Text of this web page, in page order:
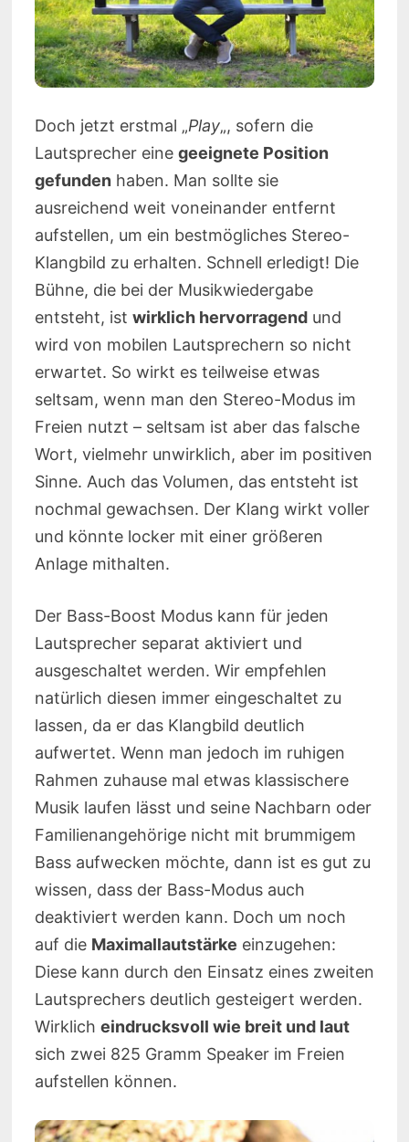
Doch jetzt erstmal „Play„, sofern die
Lautsprecher eine geeignete Position
gefunden haben. Man sollte sie
ausreichend weit voneinander entfernt
aufstellen, um ein bestmögliches Stereo-
Klangbild zu erhalten. Schnell erledigt! Die
Bühne, die bei der Musikwiedergabe
entsteht, ist wirklich hervorragendund
wird von mobilen Lautsprechern so nicht
erwartet. So wirkt es teilweise etwas
seltsam, wenn man den Stereo-Modus im
Freien nutzt – seltsam ist aber das falsche
Wort, vielmehr unwirklich, aber im positiven
Sinne. Auch das Volumen, das entsteht ist
nochmal gewachsen. Der Klang wirkt voller
und könnte locker mit einer größeren
Anlage mithalten.
Der Bass-Boost Modus kann für jeden
Lautsprecher separat aktiviert und
ausgeschaltet werden. Wir empfehlen
natürlich diesen immer eingeschaltet zu
lassen, da er das Klangbild deutlich
aufwertet. Wenn man jedoch im ruhigen
Rahmen zuhause mal etwas klassischere
Musik laufen lässt und seine Nachbarn oder
Familienangehörige nicht mit brummigem
Bass aufwecken möchte, dann ist es gut zu
wissen, dass der Bass-Modus auch
deaktiviert werden kann. Doch um noch
auf die Maximallautstärke einzugehen:
Diese kann durch den Einsatz eines zweiten
Lautsprechers deutlich gesteigert werden.
Wirklich eindrucksvoll wie breit und laut
sich zwei 825 Gramm Speaker im Freien
aufstellen können.